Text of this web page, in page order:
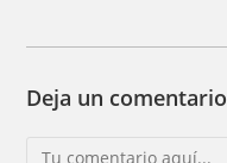
Deja un comentario
Comentario